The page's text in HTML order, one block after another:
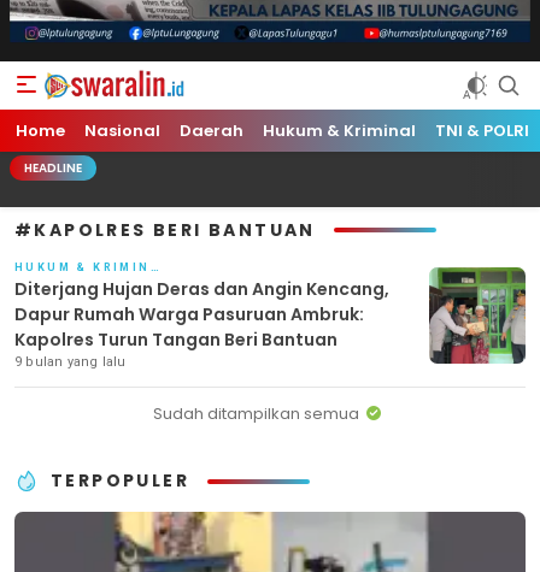
Swara Lin
Independent, Tajam & Profesional
Home Nasional Daerah Hukum & Kriminal TNI & POLRI
HEADLINE
#KAPOLRES BERI BANTUAN
Diterjang Hujan Deras dan Angin Kencang,
Dapur Rumah Warga Pasuruan Ambruk:
Kapolres Turun Tangan Beri Bantuan
9 bulan yang lalu
Sudah ditampilkan semua
TERPOPULER